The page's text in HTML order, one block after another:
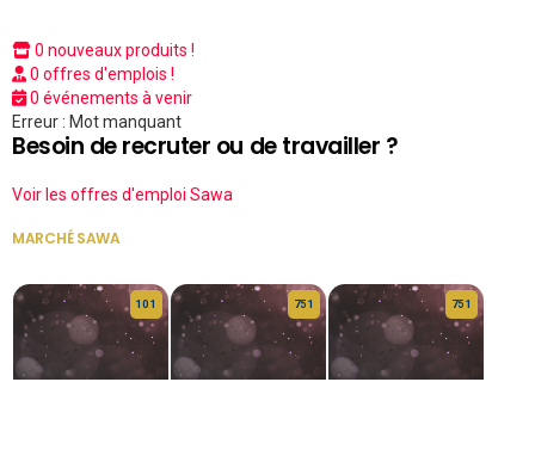
0 nouveaux produits !
0 offres d'emplois !
0 événements à venir
Erreur : Mot manquant
Besoin de recruter ou de travailler ?
Voir les offres d'emploi Sawa
MARCHÉ SAWA
10 1 75 1 75 1